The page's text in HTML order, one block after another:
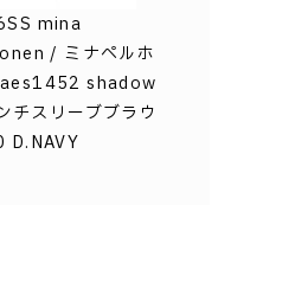
mina
/ ミナペルホ
aes1452 shadow
チスリーブブラウ
D.NAVY